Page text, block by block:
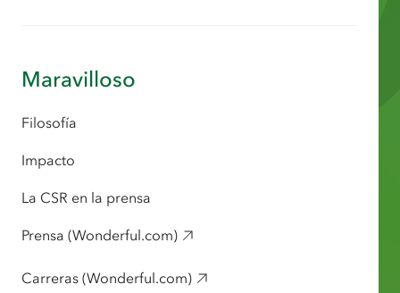
Maravilloso
Filosofía
Impacto
La CSR en la prensa
Prensa (Wonderful.com)
Carreras (Wonderful.com)